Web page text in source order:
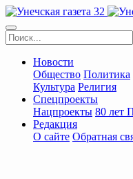
Новости
Общество Политика
Культура Религия
Спецпроекты
Нацпроекты 80 лет
Редакция
О сайте Обратная